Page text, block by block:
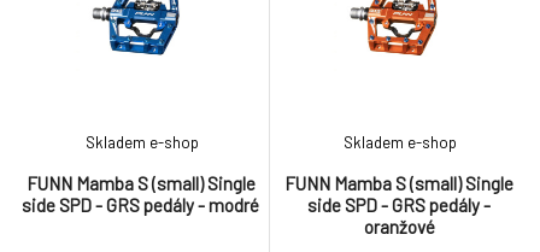
FUNN Mamba S (small) Single
side SPD - GRS pedály - modré
Skladem e-shop
FUNN Mamba S (small) Single
side SPD - GRS pedály -
oranžové
Skladem e-shop